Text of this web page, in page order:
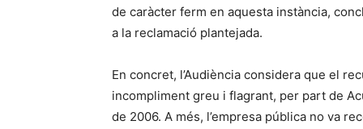
de caràcter ferm en aquesta instància,
a la reclamació plantejada.
En concret, l’Audiència considera que el
incompliment greu i flagrant, per part de
de 2006. A més, l’empresa pública no va